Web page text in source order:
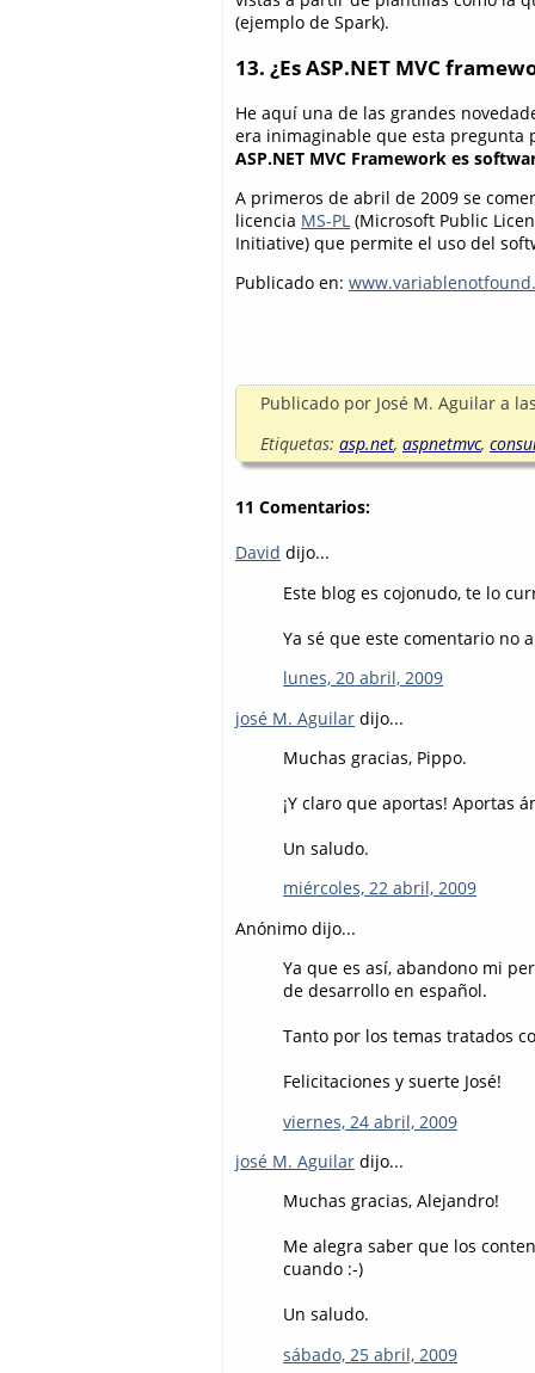
(ejemplo de Spark).
13. ¿Es ASP.NET MVC
He aquí una de las grandes
era inimaginable que esta pregunta
ASP.NET MVC Framework es
A primeros de abril de 2009 se
licencia MS-PL (Microsoft Public
Initiative) que permite el uso del
Publicado en:
Publicado por José M. Aguilar a
Etiquetas: asp.net, aspnetmvc,
11 Comentarios:
David dijo...
Este blog es cojonudo, te lo
Ya sé que este comentario no
lunes, 20 abril, 2009
josé M. Aguilar dijo...
Muchas gracias, Pippo.
¡Y claro que aportas! Aportas
Un saludo.
miércoles, 22 abril, 2009
Anónimo dijo...
Ya que es así, abandono mi
de desarrollo en español.
Tanto por los temas tratados
Felicitaciones y suerte José!
viernes, 24 abril, 2009
josé M. Aguilar dijo...
Muchas gracias, Alejandro!
Me alegra saber que los
cuando :-)
Un saludo.
sábado, 25 abril, 2009